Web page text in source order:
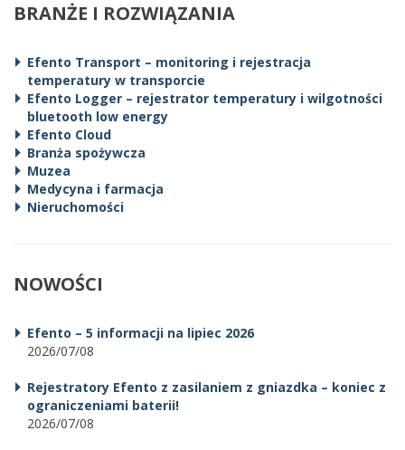
BRANŻE I ROZWIĄZANIA
Efento Transport – monitoring i rejestracja
temperatury w transporcie
Efento Logger – rejestrator temperatury i wilgotności
bluetooth low energy
Efento Cloud
Branża spożywcza
Muzea
Medycyna i farmacja
Nieruchomości
NOWOŚCI
Efento – 5 informacji na lipiec 2026
2026/07/08
Rejestratory Efento z zasilaniem z gniazdka – koniec z
ograniczeniami baterii!
2026/07/08